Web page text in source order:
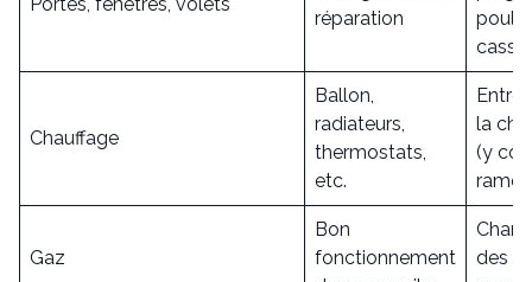
réparation
Chauffage
Ballon,
radiateurs,
thermostats,
etc.
la
(y
Gaz
Bon
fonctionnement
des